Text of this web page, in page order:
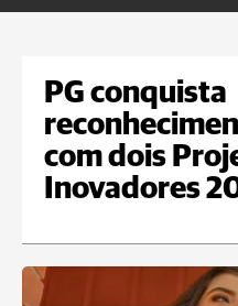
PG conquista
com dois
Inovadores